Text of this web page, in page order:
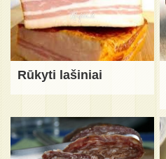
Rūkyti lašiniai